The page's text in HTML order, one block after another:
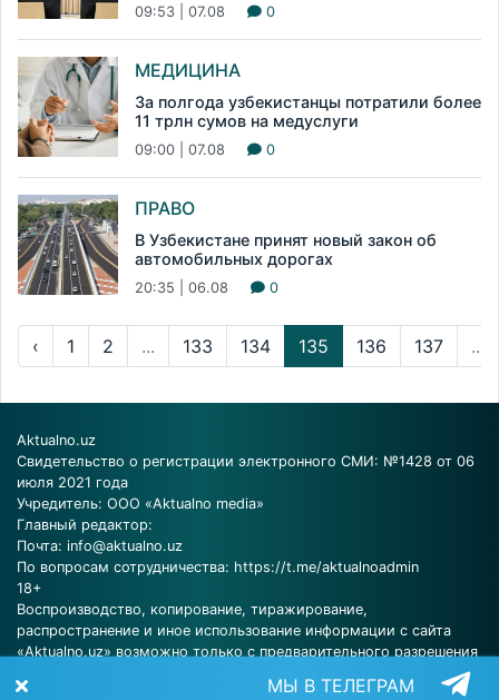
09:53 | 07.08 0
МЕДИЦИНА
За полгода узбекистанцы потратили более
11 трлн сумов на медуслуги
09:00 | 07.08 0
ПРАВО
В Узбекистане принят новый закон об
автомобильных дорогах
20:35 | 06.08 0
‹ 1 2 ... 133 134 135 136 137 ...
Aktualno.uz
Свидетельство о регистрации электронного СМИ: №1428 от 06
июля 2021 года
Учредитель: ООО «Aktualno media»
Главный редактор:
Почта: info@aktualno.uz
По вопросам сотрудничества: https://t.me/aktualnoadmin
18+
Воспроизводство, копирование, тиражирование,
распространение и иное использование информации с сайта
«Aktualno.uz» возможно только с предварительного разрешения
МЫ В ТЕЛЕГРАМ